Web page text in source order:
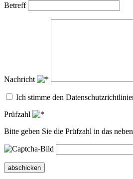
Betreff
Nachricht
Ich stimme den
Prüfzahl
Bitte geben Sie die Prüfzahl in das
abschicken